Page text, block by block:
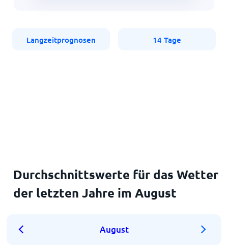
Langzeitprognosen 14 Tage
Durchschnittswerte für das Wetter
der letzten Jahre im August
August